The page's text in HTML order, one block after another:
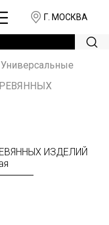
Г. МОСКВА
Универсальные
ИЗДЕЛИЙ